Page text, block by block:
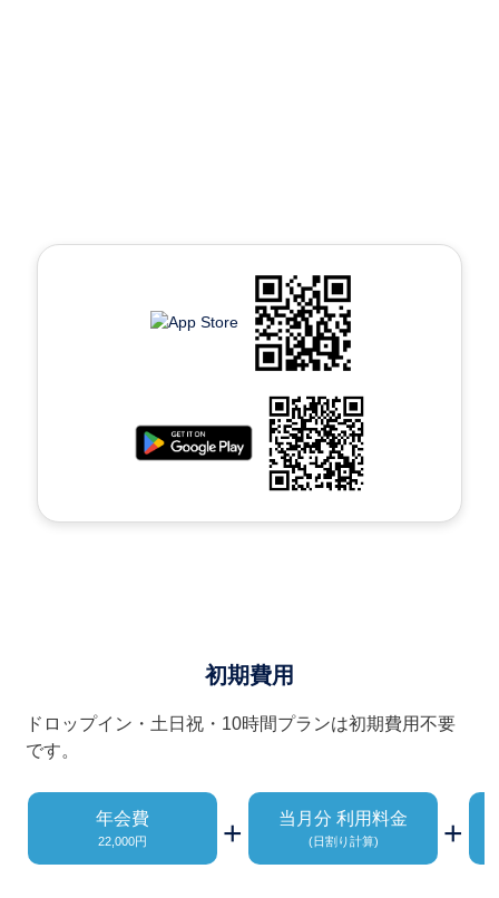
初期費用
ドロップイン・土日祝・10時間プランは初期費用不要
です。
年会費
22,000円 + 当月分 利用料金
(日割り計算) +